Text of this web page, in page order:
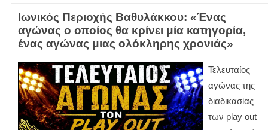
Ιωνικός Περιοχής Βαθυλάκκου: «Ένας
αγώνας ο οποίος θα κρίνει μία κατηγορία,
ένας αγώνας μιας ολόκληρης χρονιάς»
Τελευταίος
αγώνας της
διαδικασίας
των play out